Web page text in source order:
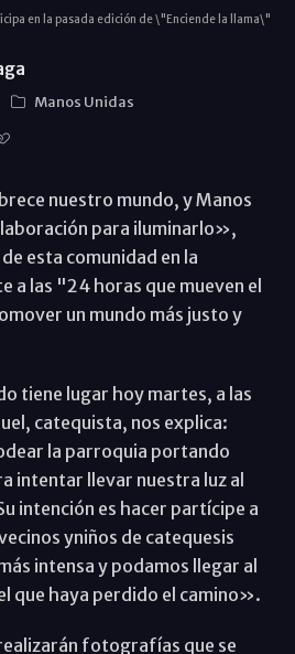
en la pasada edición de \"Enciende la llama\"
Manos Unidas
nuestro mundo, y Manos
para iluminarlo»,
esta comunidad en la
a las "24 horas que mueven el
un mundo más justo y
tiene lugar hoy martes, a las
catequista, nos explica:
la parroquia portando
intentar llevar nuestra luz al
intención es hacer partícipe a
yniños de catequesis
intensa y podamos llegar al
que haya perdido el camino».
fotografías que se